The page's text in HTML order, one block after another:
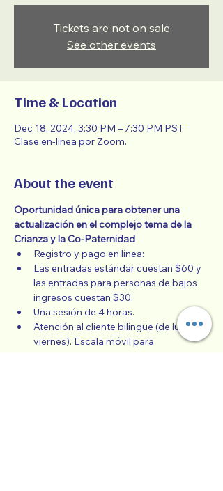
Tickets are not on sale
See other events
Time & Location
Dec 18, 2024, 3:30 PM – 7:30 PM PST
Clase en-linea por Zoom.
About the event
Oportunidad única para obtener una
actualización en el complejo tema de la
Crianza y la Co-Paternidad
Registro y pago en línea:
Las entradas estándar cuestan $60 y
las entradas para personas de bajos
ingresos cuestan $30.
Una sesión de 4 horas.
Atención al cliente bilingüe (de lunes a
viernes). Escala móvil para